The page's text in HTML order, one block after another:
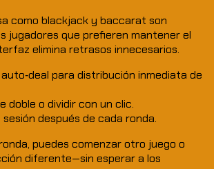
como blackjack y baccarat son
jugadores que prefieren mantener el
elimina retrasos innecesarios.
para distribución inmediata de
doble o dividir con un clic.
sesión después de cada ronda.
puedes comenzar otro juego o
diferente—sin esperar a los